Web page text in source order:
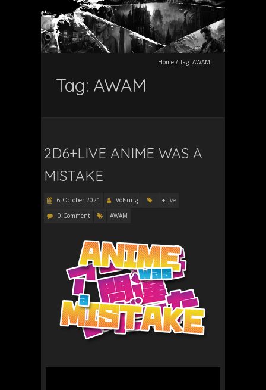
Home / Tag: AWAM
Tag: AWAM
2D6+LIVE ANIME WAS A
MISTAKE
6 October 2021 Volsung
+Live
0 Comment
AWAM